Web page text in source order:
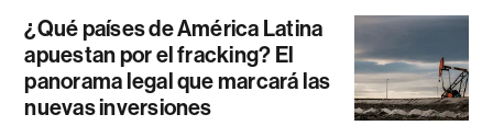
¿Qué países de América Latina
apuestan por el fracking? El
panorama legal que marcará las
nuevas inversiones